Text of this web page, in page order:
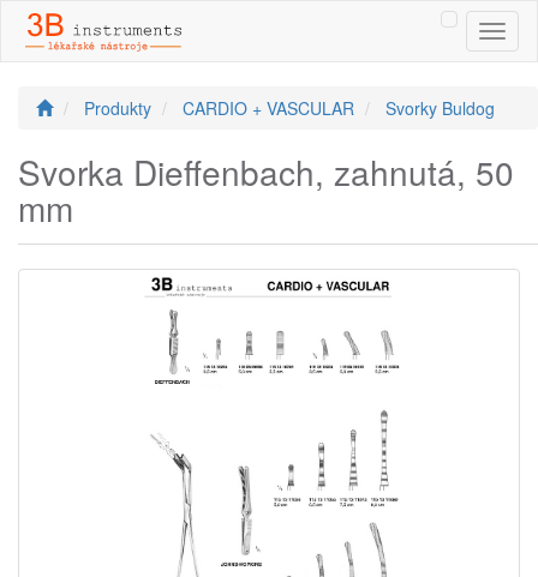
Produkty CARDIO + VASCULAR Svorky Buldog
Svorka Dieffenbach, zahnutá, 50
mm